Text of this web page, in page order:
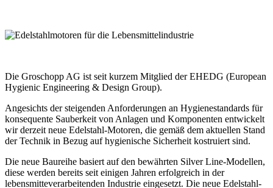
Die Groschopp AG ist seit kurzem Mitglied der EHEDG (European
Hygienic Engineering & Design Group).
Angesichts der steigenden Anforderungen an Hygienestandards für
konsequente Sauberkeit von Anlagen und Komponenten entwickelt
wir derzeit neue Edelstahl-Motoren, die gemäß dem aktuellen Stand
der Technik in Bezug auf hygienische Sicherheit kostruiert sind.
Die neue Baureihe basiert auf den bewährten Silver Line-Modellen,
diese werden bereits seit einigen Jahren erfolgreich in der
lebensmitteverarbeitenden Industrie eingesetzt. Die neue Edelstahl-